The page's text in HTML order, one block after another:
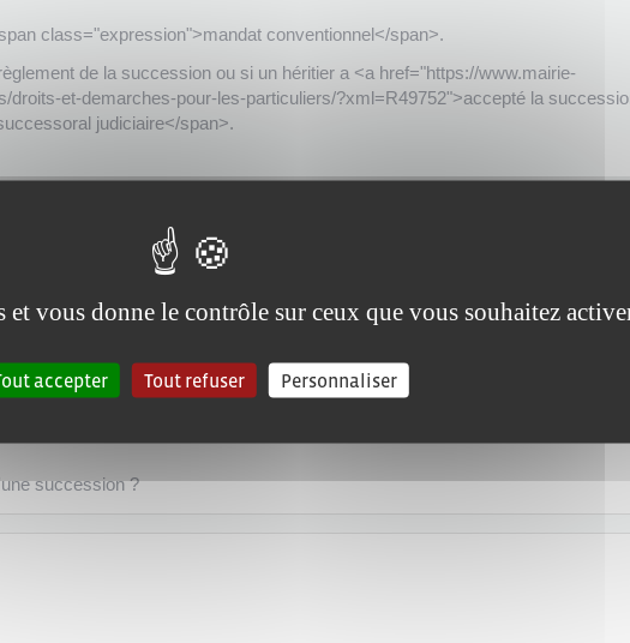
class="expression">mandat conventionnel</span>.
de la succession ou si un héritier a <a href="https://www.mairie-
et-demarches-pour-les-particuliers/?xml=R49752">accepté la
judiciaire</span>.
succession ?
et vous donne le contrôle sur ceux que vous souhaitez
accepter Tout refuser Personnaliser